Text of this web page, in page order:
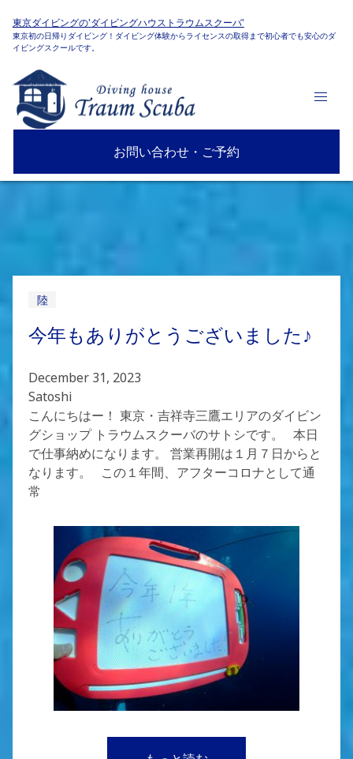
東京ダイビングの'ダイビングハウストラウムスクーバ'
東京初の日帰りダイビング！ダイビング体験からライセンスの取得まで初心者でも安心のダ
イビングスクールです。
お問い合わせ・ご予約
陸
今年もありがとうございました♪
December 31, 2023
Satoshi
こんにちはー！ 東京・吉祥寺三鷹エリアのダイビン
グショップ トラウムスクーバのサトシです。 本日
で仕事納めになります。 営業再開は１月７日からと
なります。 この１年間、アフターコロナとして通
常